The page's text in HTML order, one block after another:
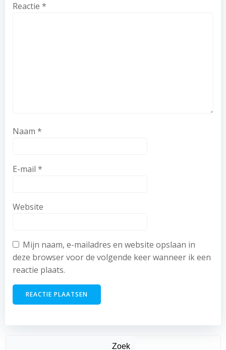
Reactie *
Naam *
E-mail *
Website
Mijn naam, e-mailadres en website opslaan in
deze browser voor de volgende keer wanneer ik een
reactie plaats.
Zoek